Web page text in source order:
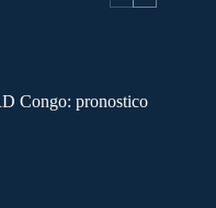
Congo: pronostico